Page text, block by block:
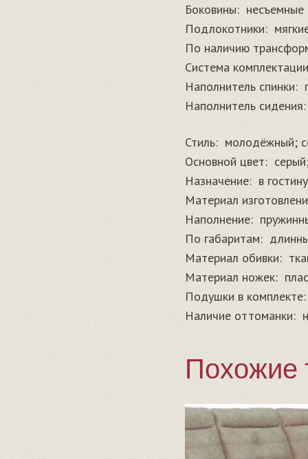
Боковины: несъемные
Подлокотники:
По наличию
Система
Наполнитель спинки:
Наполнитель сидения:
Стиль: молодёжный;
Основной цвет:
Назначение: в
Материал
Наполнение:
По габаритам:
Материал обивки:
Материал ножек:
Подушки в комплекте:
Наличие оттоманки:
Похожие